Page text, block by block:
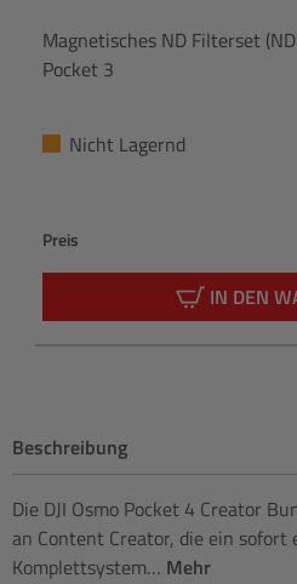
Magnetisches ND Filterset
Pocket 3
Nicht Lagernd
Preis
IN DEN
Beschreibung
Die DJI Osmo Pocket 4 Creator
an Content Creator, die ein sofort
Komplettsystem… Mehr